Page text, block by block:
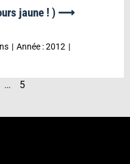
jaune ! ) ⟶
Année :2012
… 5